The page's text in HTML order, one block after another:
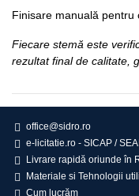
Finisare manuală
Fiecare stemă este
rezultat final de calitate,
office@sidro.ro
e-licitatie.ro - SICAP /
Livrare rapidă oriunde în
Materiale si Tehnologii
Cum lucrăm